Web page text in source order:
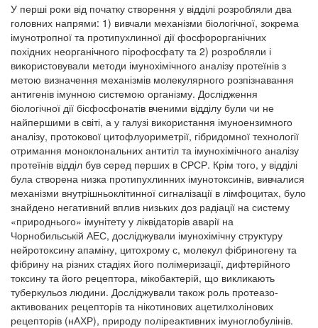
У перші роки від початку створення у відділі розробляли два
головних напрями: 1) вивчали механізми біологічної, зокрема
імунотропної та протипухлинної дії фосфорорганічних
похідних неорганічного пірофосфату та 2) розробляли і
використовували методи імунохімічного аналізу протеїнів з
метою визначення механізмів молекулярного розпізнавання
антигенів імунною системою організму. Дослідження
біологічної дії бісфосфонатів вченими відділу були чи не
найпершими в світі, а у галузі використання імуноензимного
аналізу, протокової цитофлуориметрії, гібридомної технології
отримання моноклональних антитіл та імунохімічного аналізу
протеїнів відділ був серед перших в СРСР. Крім того, у відділі
була створена низка протипухлинних імунотоксинів, вивчалися
механізми внутрішньоклітинної сигналізації в лімфоцитах, було
знайдено негативний вплив низьких доз радіації на систему
«природнього» імунітету у ліквідаторів аварії на
Чорнобильській АЕС, досліджували імунохімічну структуру
нейротоксину апаміну, цитохрому с, молекул фібриногену та
фібрину на різних стадіях його полімеризації, дифтерійного
токсину та його рецептора, мікобактерій, що викликають
туберкульоз людини. Досліджували також роль протеазо-
активованих рецепторів та нікотинових ацетилхолінових
рецепторів (нАХР), природу поліреактивних імуноглобулінів.